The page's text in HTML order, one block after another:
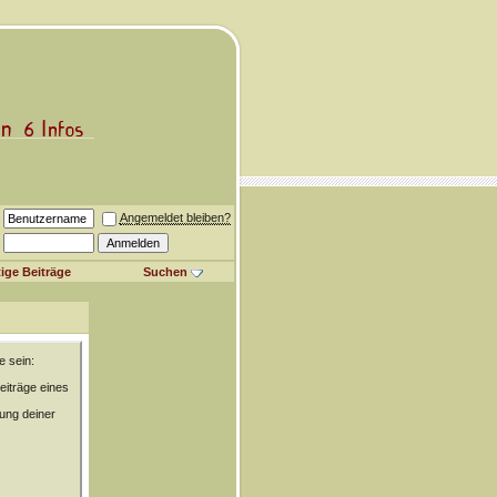
Angemeldet bleiben?
Beiträge Suchen
sein:
eines
deiner